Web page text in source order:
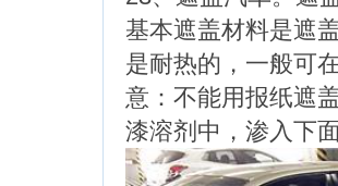
基本遮盖材料是遮
是耐热的，一般可
意：不能用报纸遮
漆溶剂中，渗入下